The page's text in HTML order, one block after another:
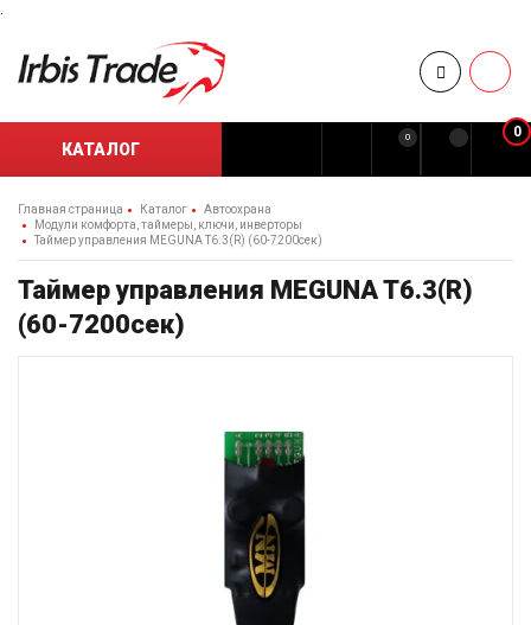
.
КАТАЛОГ
0 0
Главная страница Каталог
Автоохрана
Модули комфорта, таймеры, ключи, инверторы
Таймер управления MEGUNA T6.3(R) (60-7200сек)
Таймер управления MEGUNA T6.3(R)
(60-7200сек)